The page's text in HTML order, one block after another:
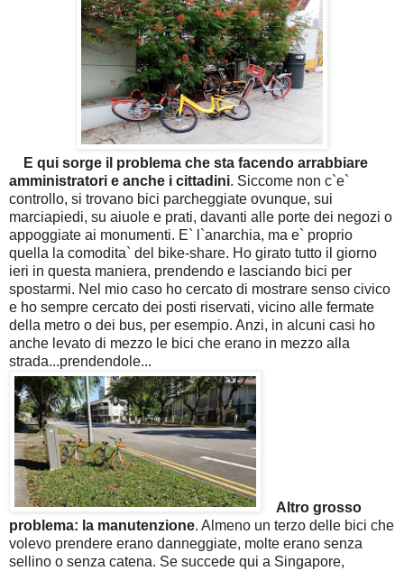
E qui sorge il problema che sta facendo arrabbiare
amministratori e anche i cittadini. Siccome non c`e`
controllo, si trovano bici parcheggiate ovunque, sui
marciapiedi, su aiuole e prati, davanti alle porte dei negozi o
appoggiate ai monumenti. E` l`anarchia, ma e` proprio
quella la comodita` del bike-share. Ho girato tutto il giorno
ieri in questa maniera, prendendo e lasciando bici per
spostarmi. Nel mio caso ho cercato di mostrare senso civico
e ho sempre cercato dei posti riservati, vicino alle fermate
della metro o dei bus, per esempio. Anzi, in alcuni casi ho
anche levato di mezzo le bici che erano in mezzo alla
strada...prendendole...
Altro grosso
problema: la manutenzione. Almeno un terzo delle bici che
volevo prendere erano danneggiate, molte erano senza
sellino o senza catena. Se succede qui a Singapore,